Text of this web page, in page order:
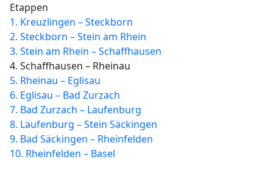
Etappen
1. Kreuzlingen – Steckborn
2. Steckborn – Stein am Rhein
3. Stein am Rhein – Schaffhausen
4. Schaffhausen – Rheinau
5. Rheinau – Eglisau
6. Eglisau – Bad Zurzach
7. Bad Zurzach – Laufenburg
8. Laufenburg – Stein Säckingen
9. Bad Säckingen – Rheinfelden
10. Rheinfelden – Basel